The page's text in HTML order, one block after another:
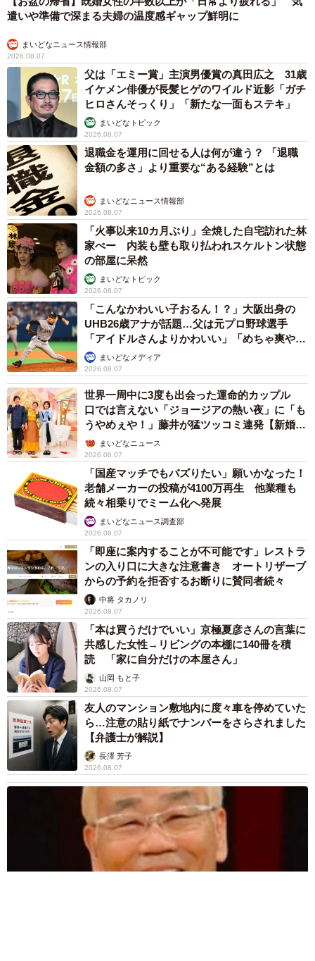
遣いや準備で深まる夫婦の温度感ギャップ鮮明に
まいどなニュース情報部
2026.08.07
父は「エミー賞」主演男優賞の真田広之 31歳
イケメン俳優が長髪ヒゲのワイルド近影「ガチ
ヒロさんそっくり」「新たな一面もステキ」
まいどなトピック
2026.08.07
退職金を運用に回せる人は何が違う？ 「退職
金額の多さ」より重要な“ある経験”とは
まいどなニュース情報部
2026.08.07
「火事以来10カ月ぶり」全焼した自宅訪れた林
家ぺー 内装も壁も取り払われスケルトン状態
の部屋に呆然
まいどなトピック
2026.08.07
「こんなかわいい子おるん！？」大阪出身の
UHB26歳アナが話題…父は元プロ野球選手
「アイドルさんよりかわいい」「めちゃ爽や
か」まいどなメディア
2026.08.07
世界一周中に3度も出会った運命的カップル
口では言えない「ジョージアの熱い夜」に「も
うやめぇや！」藤井が猛ツッコミ連発【新婚さ
ん】まいどなニュース
2026.08.07
「国産マッチでもバズりたい」願いかなった！
老舗メーカーの投稿が4100万再生 他業種も
続々相乗りでミーム化へ発展
まいどなニュース調査部
2026.08.07
「即座に案内することが不可能です」レストラ
ンの入り口に大きな注意書き オートリザーブ
からの予約を拒否するお断りに賛同者続々
中将 タカノリ
2026.08.07
「本は買うだけでいい」京極夏彦さんの言葉に
共感した女性→リビングの本棚に140冊を積
読 「家に自分だけの本屋さん」
山岡 もと子
2026.08.07
友人のマンション敷地内に度々車を停めていた
ら…注意の貼り紙でナンバーをさらされました
【弁護士が解説】
長澤 芳子
2026.08.07